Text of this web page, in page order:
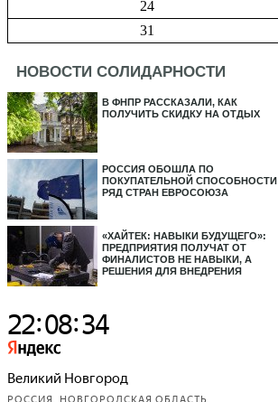
24
31
НОВОСТИ СОЛИДАРНОСТИ
В ФНПР РАССКАЗАЛИ, КАК
ПОЛУЧИТЬ СКИДКУ НА ОТДЫХ
РОССИЯ ОБОШЛА ПО
ПОКУПАТЕЛЬНОЙ СПОСОБНОСТИ
РЯД СТРАН ЕВРОСОЮЗА
«ХАЙТЕК: НАВЫКИ БУДУЩЕГО»:
ПРЕДПРИЯТИЯ ПОЛУЧАТ ОТ
ФИНАЛИСТОВ НЕ НАВЫКИ, А
РЕШЕНИЯ ДЛЯ ВНЕДРЕНИЯ